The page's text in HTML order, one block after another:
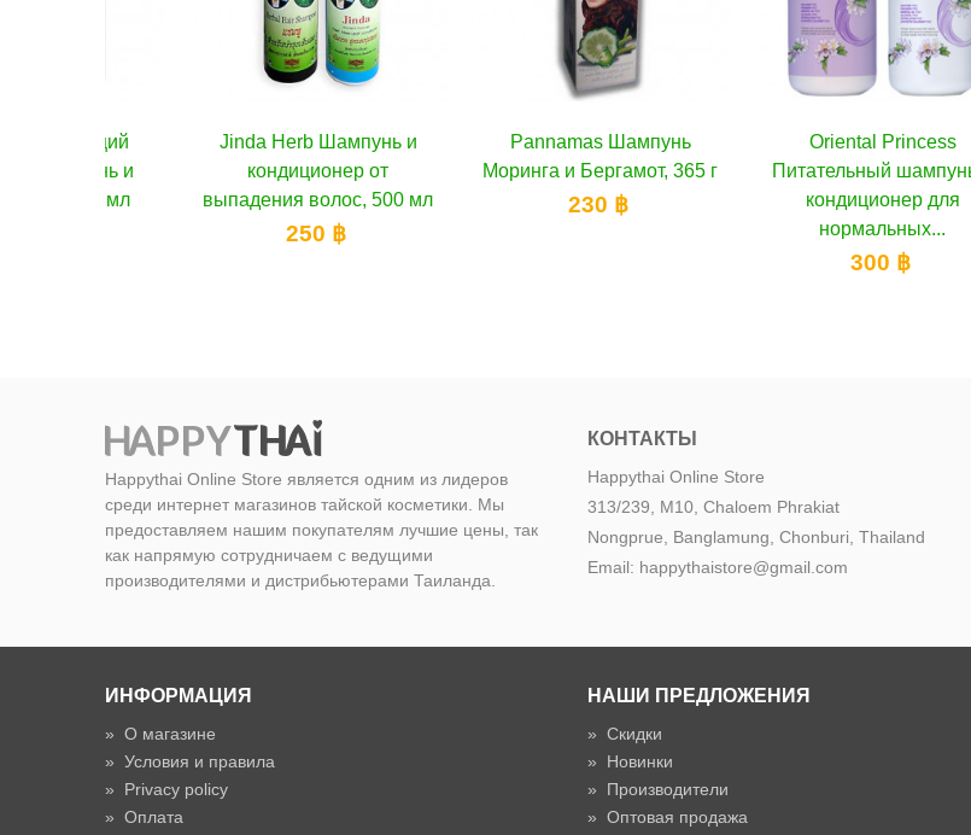
В корзину
Jinda Herb Шампунь и
кондиционер от
выпадения волос, 500 мл
В корзину
Pannamas Шампунь
Моринга и Бергамот, 365 г
В корзину
Oriental Princess
Питательный шампунь и
кондиционер для
нормальных...
Happythai Online Store является одним из лидеров
среди интернет магазинов тайской косметики. Мы
предоставляем нашим покупателям лучшие цены, так
как напрямую сотрудничаем с ведущими
производителями и дистрибьютерами Таиланда.
КОНТАКТЫ
Happythai Online Store
313/239, M10, Chaloem Phrakiat
Nongprue, Banglamung, Chonburi, Thailand
Email: happythaistore@gmail.com
ИНФОРМАЦИЯ
» О магазине
» Условия и правила
» Privacy policy
» Оплата
НАШИ ПРЕДЛОЖЕНИЯ
» Скидки
» Новинки
» Производители
» Оптовая продажа